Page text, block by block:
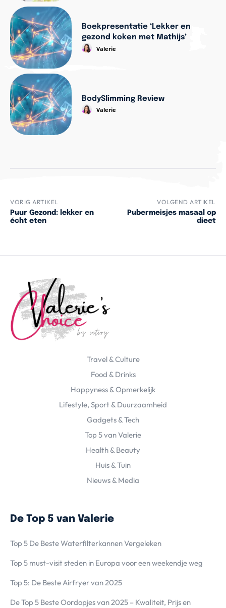
Boekpresentatie ‘Lekker en
gezond koken met Mathijs’
Valerie
BodySlimming Review
Valerie
VORIG ARTIKEL
Puur Gezond: lekker en
écht eten
VOLGEND ARTIKEL
Pubermeisjes masaal op
dieet
Travel & Culture
Food & Drinks
Happyness & Opmerkelijk
Lifestyle, Sport & Duurzaamheid
Gadgets & Tech
Top 5 van Valerie
Health & Beauty
Huis & Tuin
Nieuws & Media
De Top 5 van Valerie
Top 5 De Beste Waterfilterkannen Vergeleken
Top 5 must-visit steden in Europa voor een weekendje weg
Top 5: De Beste Airfryer van 2025
De Top 5 Beste Oordopjes van 2025 – Kwaliteit, Prijs en